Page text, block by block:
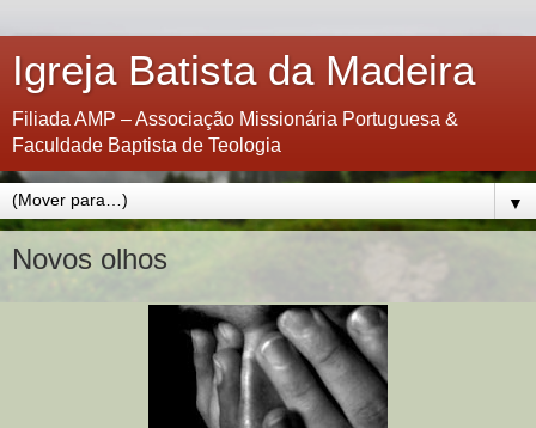
Igreja Batista da Madeira
Filiada AMP – Associação Missionária Portuguesa &
Faculdade Baptista de Teologia
▼
Novos olhos